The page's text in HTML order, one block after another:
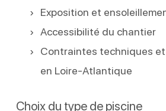
Exposition et
Accessibilité du chantier
Contraintes techniques
en Loire-Atlantique
Choix du type de piscine